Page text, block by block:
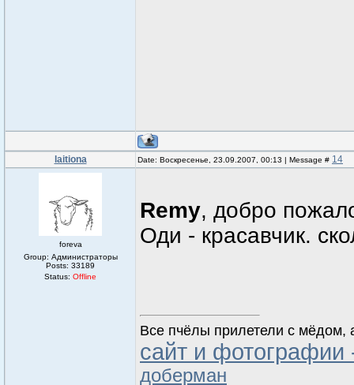
laitiona Date: Воскресенье, 23.09.2007, 00:13 | Message # 14
foreva
Group: Администраторы
Posts: 33189
Status: Offline
Remy, добро
Оди - красавчик.
Все пчёлы прилетели с мёдом,
сайт и
доберман